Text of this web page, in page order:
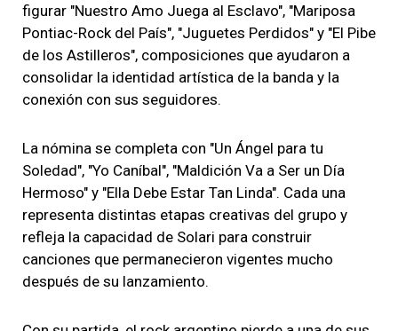
figurar "Nuestro Amo Juega al Esclavo", "Mariposa
Pontiac-Rock del País", "Juguetes Perdidos" y "El Pibe
de los Astilleros", composiciones que ayudaron a
consolidar la identidad artística de la banda y la
conexión con sus seguidores.
La nómina se completa con "Un Ángel para tu
Soledad", "Yo Caníbal", "Maldición Va a Ser un Día
Hermoso" y "Ella Debe Estar Tan Linda". Cada una
representa distintas etapas creativas del grupo y
refleja la capacidad de Solari para construir
canciones que permanecieron vigentes mucho
después de su lanzamiento.